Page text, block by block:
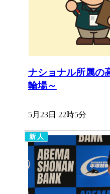
ナショナル所属の
輪場～
5月23日 22時5分